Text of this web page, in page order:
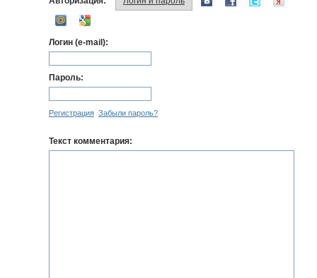
Логин (e-mail):
Пароль:
Регистрация Забыли пароль?
Текст комментария: